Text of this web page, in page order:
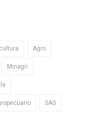
Agro
Minagri
SAG